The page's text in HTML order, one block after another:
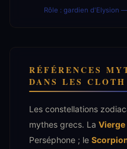
Rôle : gardien d'Elysion
RÉFÉRENCES
DANS LES CLOTH
Les constellations
mythes grecs. La Vierge
Perséphone ; le